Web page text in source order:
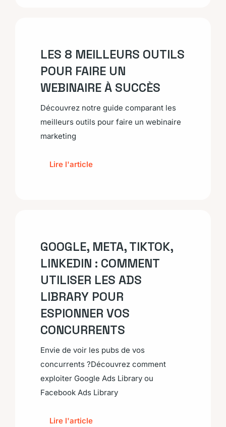
LES 8 MEILLEURS OUTILS
POUR FAIRE UN
WEBINAIRE À SUCCÈS
Découvrez notre guide comparant les
meilleurs outils pour faire un webinaire
marketing
Lire l'article
GOOGLE, META, TIKTOK,
LINKEDIN : COMMENT
UTILISER LES ADS
LIBRARY POUR
ESPIONNER VOS
CONCURRENTS
Envie de voir les pubs de vos
concurrents ?Découvrez comment
exploiter Google Ads Library ou
Facebook Ads Library
Lire l'article